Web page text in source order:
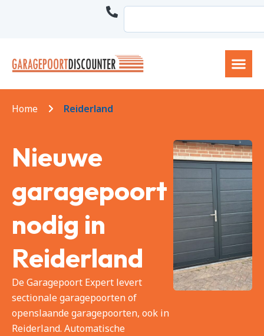
Home Reiderland
Nieuwe
garagepoort
nodig in
Reiderland
De Garagepoort Expert levert
sectionale garagepoorten of
openslaande garagepoorten, ook in
Reiderland. Automatische